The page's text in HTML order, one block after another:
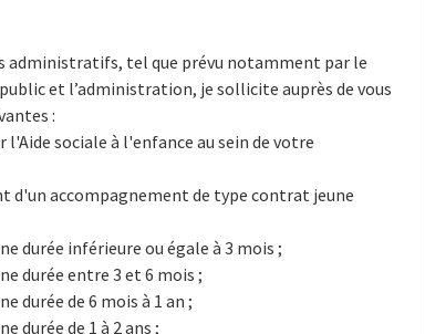
administratifs, tel que prévu notamment par le
et l’administration, je sollicite auprès de vous
:
sociale à l'enfance au sein de votre
d'un accompagnement de type contrat jeune
durée inférieure ou égale à 3 mois ;
durée entre 3 et 6 mois ;
durée de 6 mois à 1 an ;
durée de 1 à 2 ans ;